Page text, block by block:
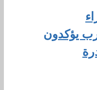
يؤكدون